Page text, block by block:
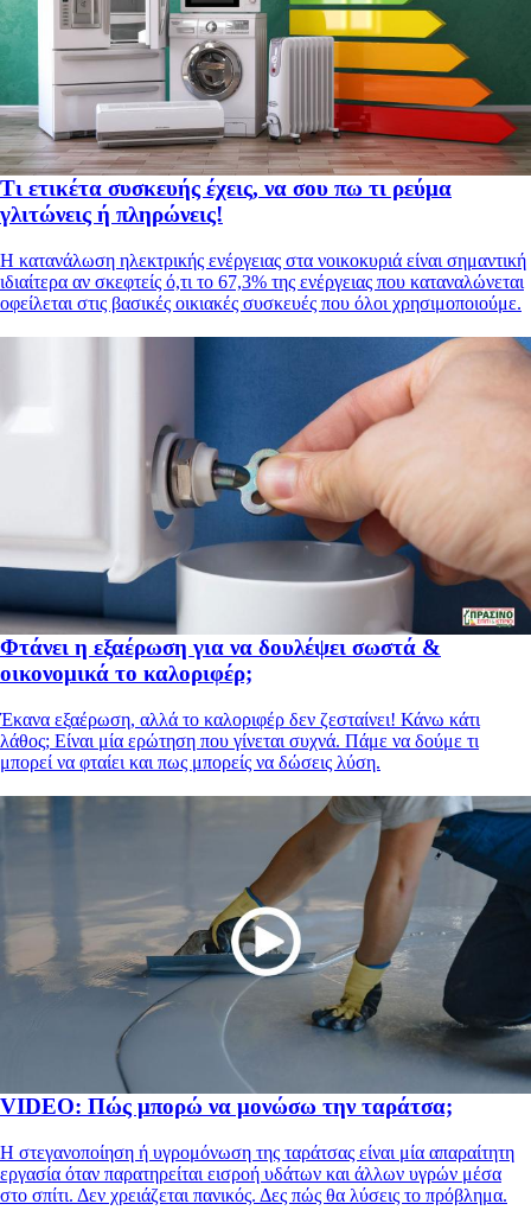
Τι ετικέτα συσκευής έχεις, να σου πω τι ρεύμα
γλιτώνεις ή πληρώνεις!
Η κατανάλωση ηλεκτρικής ενέργειας στα νοικοκυριά είναι σημαντική
ιδιαίτερα αν σκεφτείς ό,τι το 67,3% της ενέργειας που καταναλώνεται
οφείλεται στις βασικές οικιακές συσκευές που όλοι χρησιμοποιούμε.
Φτάνει η εξαέρωση για να δουλέψει σωστά &
οικονομικά το καλοριφέρ;
Έκανα εξαέρωση, αλλά το καλοριφέρ δεν ζεσταίνει! Κάνω κάτι
λάθος; Είναι μία ερώτηση που γίνεται συχνά. Πάμε να δούμε τι
μπορεί να φταίει και πως μπορείς να δώσεις λύση.
VIDEO: Πώς μπορώ να μονώσω την ταράτσα;
Η στεγανοποίηση ή υγρομόνωση της ταράτσας είναι μία απαραίτητη
εργασία όταν παρατηρείται εισροή υδάτων και άλλων υγρών μέσα
στο σπίτι. Δεν χρειάζεται πανικός. Δες πώς θα λύσεις το πρόβλημα.